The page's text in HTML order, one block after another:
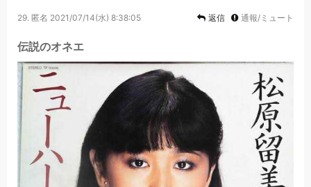
29. 匿名 2021/07/14(水) 8:38:05 返信 通報/ミュート
伝説のオネエ